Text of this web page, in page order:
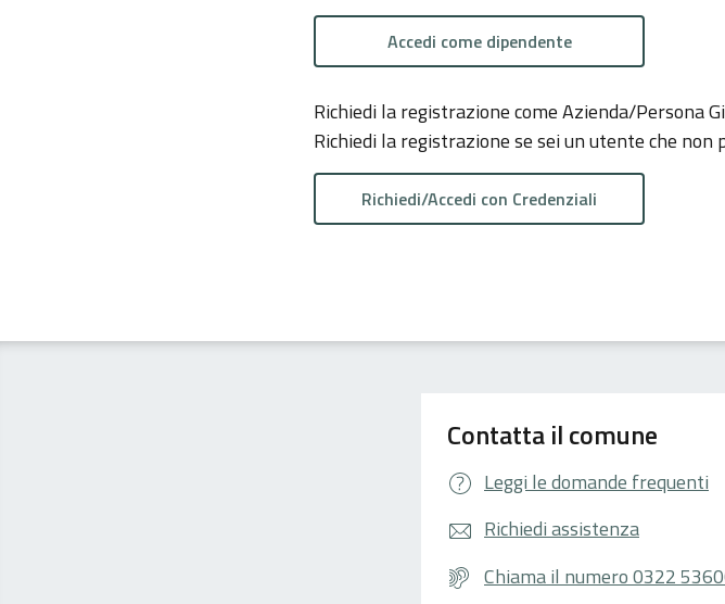
Accedi come dipendente
Richiedi la registrazione come Azienda/Persona
Richiedi la registrazione se sei un utente che non
Contatta il comune
Leggi le domande frequenti
Richiedi assistenza
Chiama il numero 0322